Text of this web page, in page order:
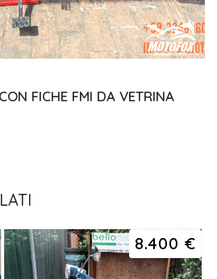
FICHE FMI DA VETRINA
8.400 €